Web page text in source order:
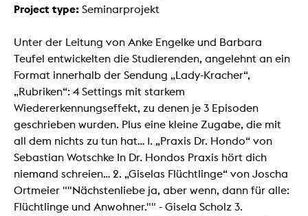
Project type: Seminarprojekt
Unter der Leitung von Anke Engelke und Barbara
Teufel entwickelten die Studierenden, angelehnt an ein
Format innerhalb der Sendung „Lady-Kracher“,
„Rubriken“: 4 Settings mit starkem
Wiedererkennungseffekt, zu denen je 3 Episoden
geschrieben wurden. Plus eine kleine Zugabe, die mit
all dem nichts zu tun hat... 1. „Praxis Dr. Hondo“ von
Sebastian Wotschke In Dr. Hondos Praxis hört dich
niemand schreien... 2. „Giselas Flüchtlinge“ von Joscha
Ortmeier ""Nächstenliebe ja, aber wenn, dann für alle:
Flüchtlinge und Anwohner."" - Gisela Scholz 3.